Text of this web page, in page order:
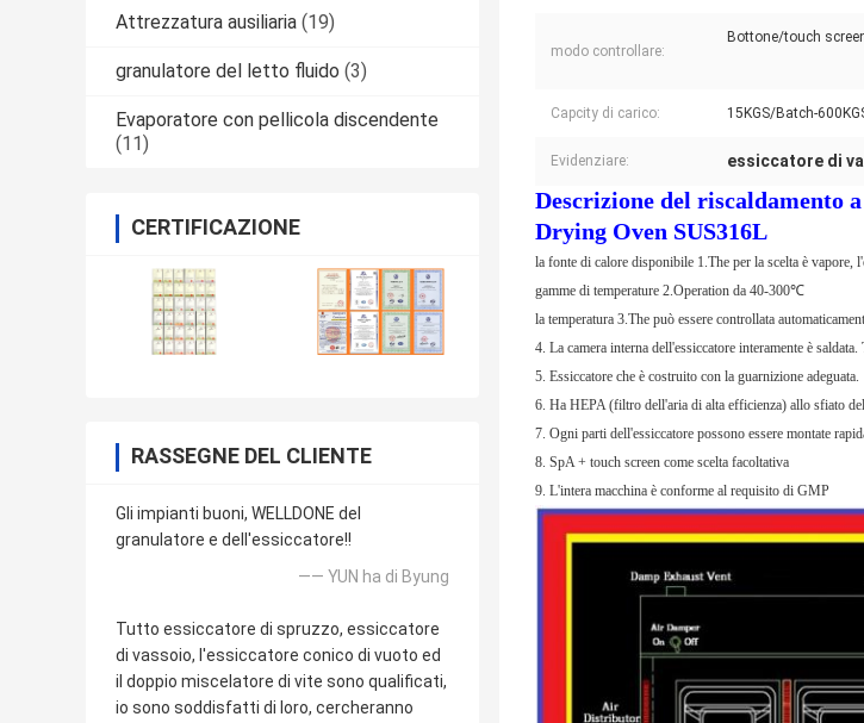
Attrezzatura ausiliaria (19)
granulatore del letto fluido (3)
Evaporatore con pellicola discendente
(11)
CERTIFICAZIONE
RASSEGNE DEL CLIENTE
Gli impianti buoni, WELLDONE del
granulatore e dell'essiccatore!!
—— YUN ha di Byung
Tutto essiccatore di spruzzo, essiccatore
di vassoio, l'essiccatore conico di vuoto ed
il doppio miscelatore di vite sono qualificati,
io sono soddisfatti di loro, cercheranno
modo controllare:
Bottone/touch
Capcity di carico: 15KGS/Batch-
Evidenziare: essiccatore di
Descrizione del riscaldamento
Drying Oven SUS316L
la fonte di calore disponibile 1.The per la scelta è
gamme di temperature 2.Operation da 40-300℃
la temperatura 3.The può essere controllata
4. La camera interna dell'essiccatore interamente è
5. Essiccatore che è costruito con la guarnizione adeguata.
6. Ha HEPA (filtro dell'aria di alta efficienza) allo sfiato
7. Ogni parti dell'essiccatore possono essere montate
8. SpA + touch screen come scelta facoltativa
9. L'intera macchina è conforme al requisito di GMP